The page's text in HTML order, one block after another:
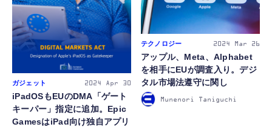
ゲーム
カルチャー
公式ストア
ガジェット 2024 Apr 30
iPadOSもEUのDMA「ゲート
キーパー」指定に追加。Epic
GamesはiPad向け独自アプリ
テクノロジー 2024 Mar 26
アップル、Meta、Alphabet
を相手にEUが調査入り。デジ
タル市場法遵守に関し
Munenori Taniguchi